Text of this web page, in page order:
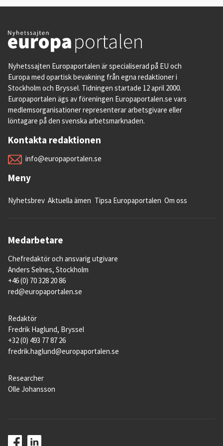
Nyhetssajten Europaportalen är specialiserad på EU och
Europa med opartisk bevakning från egna redaktioner i
Stockholm och Bryssel. Tidningen startade 12 april 2000.
Europaportalen ägs av föreningen Europaportalen.se vars
medlemsorganisationer representerar arbetsgivare eller
löntagare på den svenska arbetsmarknaden.
Kontakta redaktionen
info@europaportalen.se
Meny
Nyhetsbrev Aktuella ämen Tipsa Europaportalen Om oss
Medarbetare
Chefredaktör och ansvarig utgivare
Anders Selnes, Stockholm
+46 (0) 70 328 20 86
red@europaportalen.se
Redaktör
Fredrik Haglund, Bryssel
+32 (0) 493 77 87 26
fredrik.haglund@europaportalen.se
Researcher
Olle Johansson